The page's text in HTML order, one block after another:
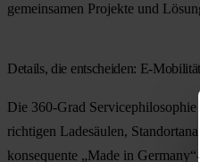
gemeinsamen Projekte und
Details, die entscheiden: E-
Die 360-Grad
richtigen Ladesäulen,
konsequente „Made in